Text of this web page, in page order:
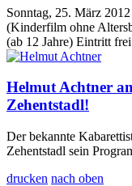
Sonntag, 25. März
(Kinderfilm ohne
(ab 12 Jahre) Eintritt
Helmut Achtner
Zehentstadl!
Der bekannte
Zehentstadl sein
drucken nach oben